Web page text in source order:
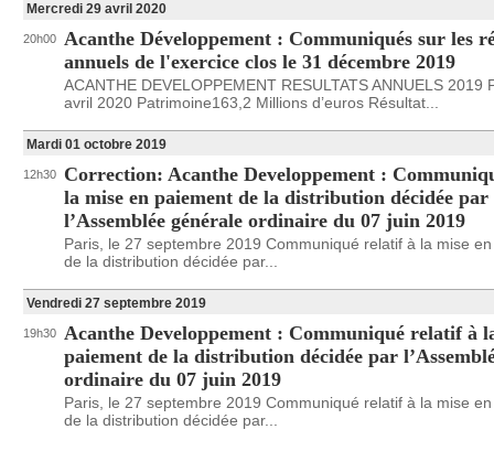
Mercredi 29 avril 2020
20h00 Acanthe Développement : Communiqués sur les
annuels de l'exercice clos le 31 décembre 2019
ACANTHE DEVELOPPEMENT RESULTATS ANNUELS 2019
avril 2020 Patrimoine163,2 Millions d’euros Résultat...
Mardi 01 octobre 2019
12h30
Correction: Acanthe Developpement :
la mise en paiement de la distribution décidée par
l’Assemblée générale ordinaire du 07 juin 2019
Paris, le 27 septembre 2019 Communiqué relatif à la mise
de la distribution décidée par...
Vendredi 27 septembre 2019
19h30 Acanthe Developpement : Communiqué relatif à
paiement de la distribution décidée par
ordinaire du 07 juin 2019
Paris, le 27 septembre 2019 Communiqué relatif à la mise
de la distribution décidée par...